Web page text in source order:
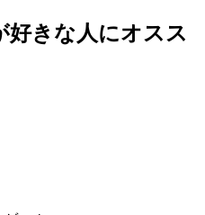
好きな人にオスス